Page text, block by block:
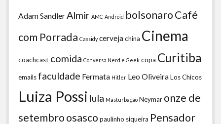
Adam Sandler Almir AMC Android bolsonaroCafé
com Porrada Cassidy cervejachina Cinema
coachcast comida Conversa Nerd e Geek copa Curitiba
emails faculdade Fermata Hitler Leo OliveiraLos Chicos
Luiza Possi lula Masturbação Neymar onze de
setembroosasco paulinho siqueira Pensador